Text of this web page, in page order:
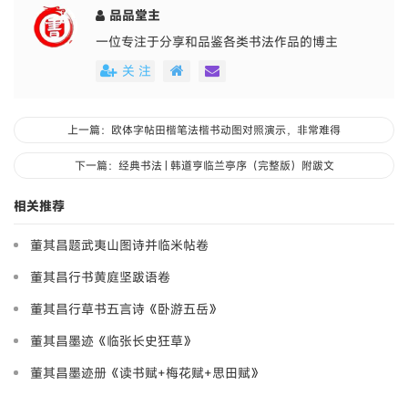
品品堂主
一位专注于分享和品鉴各类书法作品的博主
关 注
上一篇：欧体字帖田楷笔法楷书动图对照演示，非常难得
下一篇：经典书法 | 韩道亨临兰亭序（完整版）附跋文
相关推荐
董其昌题武夷山图诗并临米帖卷
董其昌行书黄庭坚跋语卷
董其昌行草书五言诗《卧游五岳》
董其昌墨迹《临张长史狂草》
董其昌墨迹册《读书赋+梅花赋+思田赋》